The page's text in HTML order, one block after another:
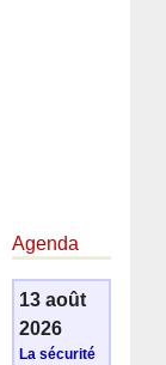
Agenda
13 août
2026
La sécurité